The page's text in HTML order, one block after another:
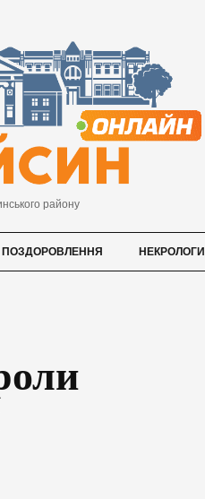
району
ПОЗДОРОВЛЕННЯ НЕКРОЛОГИ